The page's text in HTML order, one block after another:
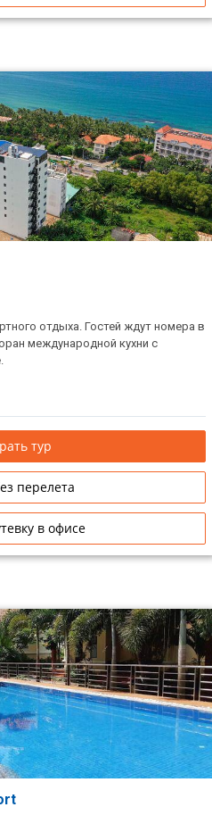
отдыха. Гостей ждут номера в
международной кухни с
тур
перелета
в офисе